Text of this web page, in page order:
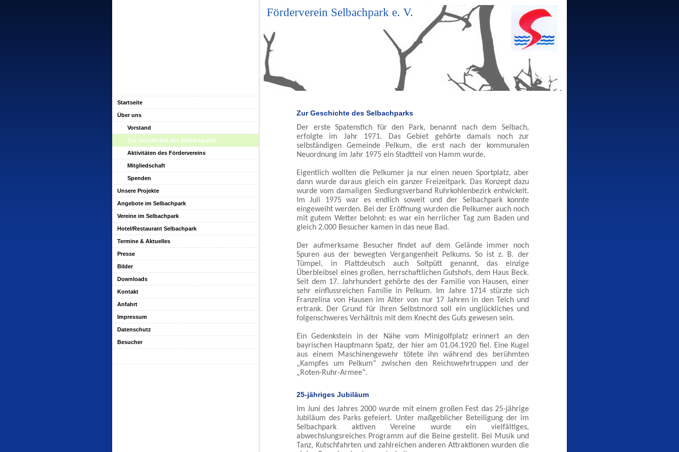
Förderverein Selbachpark e. V.
Zur Geschichte des Selbachparks
Der erste Spatenstich für den Park, benannt nach dem Selbach,
erfolgte im Jahr 1971. Das Gebiet gehörte damals noch zur
selbständigen Gemeinde Pelkum, die erst nach der kommunalen
Neuordnung im Jahr 1975 ein Stadtteil von Hamm wurde.
Eigentlich wollten die Pelkumer ja nur einen neuen Sportplatz, aber
dann wurde daraus gleich ein ganzer Freizeitpark. Das Konzept dazu
wurde vom damaligen Siedlungsverband Ruhrkohlenbezirk entwickelt.
Im Juli 1975 war es endlich soweit und der Selbachpark konnte
eingeweiht werden. Bei der Eröffnung wurden die Pelkumer auch noch
mit gutem Wetter belohnt: es war ein herrlicher Tag zum Baden und
gleich 2.000 Besucher kamen in das neue Bad.
Der aufmerksame Besucher findet auf dem Gelände immer noch
Spuren aus der bewegten Vergangenheit Pelkums. So ist z. B. der
Tümpel, in Plattdeutsch auch Soltpütt genannt, das einzige
Überbleibsel eines großen, herrschaftlichen Gutshofs, dem Haus Beck.
Seit dem 17. Jahrhundert gehörte des der Familie von Hausen, einer
sehr einflussreichen Familie in Pelkum. Im Jahre 1714 stürzte sich
Franzelina von Hausen im Alter von nur 17 Jahren in den Teich und
ertrank. Der Grund für ihren Selbstmord soll ein unglückliches und
folgenschweres Verhältnis mit dem Knecht des Guts gewesen sein.
Ein Gedenkstein in der Nähe vom Minigolfplatz erinnert an den
bayrischen Hauptmann Spatz, der hier am 01.04.1920 fiel. Eine Kugel
aus einem Maschinengewehr tötete ihn während des berühmten
„Kampfes um Pelkum“ zwischen den Reichswehrtruppen und der
„Roten-Ruhr-Armee“.
25-jähriges Jubiläum
Im Juni des Jahres 2000 wurde mit einem großen Fest das 25-jährige
Jubiläum des Parks gefeiert. Unter maßgeblicher Beteiligung der im
Selbachpark aktiven Vereine wurde ein vielfältiges,
abwechslungsreiches Programm auf die Beine gestellt. Bei Musik und
Tanz, Kutschfahrten und zahlreichen anderen Attraktionen wurden die
Startseite
Über uns
Vorstand
Zur Geschichte des Selbachparks
Aktivitäten des Fördervereins
Mitgliedschaft
Spenden
Unsere Projekte
Angebote im Selbachpark
Vereine im Selbachpark
Hotel/Restaurant Selbachpark
Termine & Aktuelles
Presse
Bilder
Downloads
Kontakt
Anfahrt
Impressum
Datenschutz
Besucher